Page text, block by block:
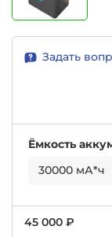
Задать
Ёмкость
30000 мА*ч
45 000 ₽